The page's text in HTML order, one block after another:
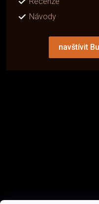
Návody
navštívit